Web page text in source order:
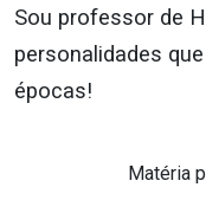
Sou professor de
personalidades
épocas!
Matéria